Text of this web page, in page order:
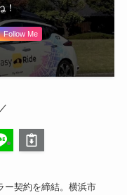
！
Follow Me
ー契約を締結。横浜市